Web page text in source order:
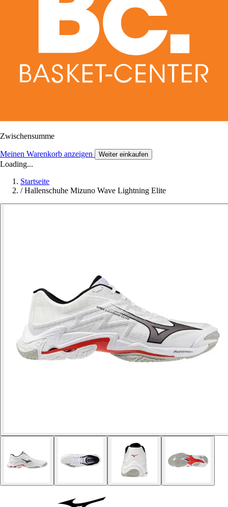
Zwischensumme
Meinen Warenkorb anzeigen Weiter einkaufen
Loading...
Startseite
/ Hallenschuhe Mizuno Wave Lightning Elite